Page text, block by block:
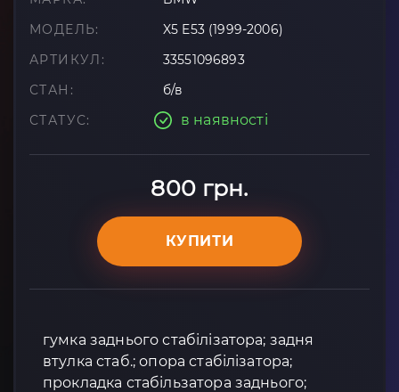
МОДЕЛЬ:
X5 E53 (1999-2006)
АРТИКУЛ:
33551096893
СТАН:
б/в
СТАТУС:
в наявності
800 грн.
КУПИТИ
гумка заднього стабілізатора; задня
втулка стаб.; опора стабілізатора;
прокладка стабільзатора заднього;